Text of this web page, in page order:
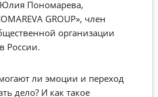
Юлия Пономарева,
GROUP», член
организации
России.
ли эмоции и переход
дело? И как такое